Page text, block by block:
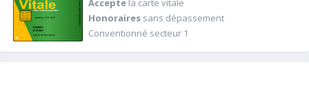
Acceptela carte vitale
Honorairessans dépassement
Conventionné secteur 1